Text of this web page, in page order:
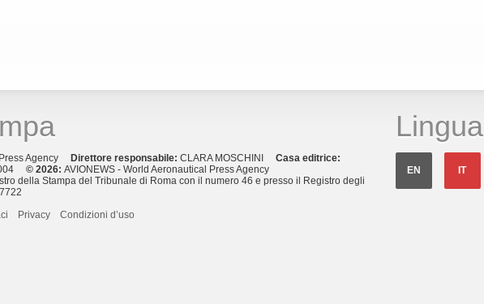
Press Agency Direttore responsabile: CLARA MOSCHINI Casa editrice:
© 2026: AVIONEWS - World Aeronautical Press Agency
della Stampa del Tribunale di Roma con il numero 46 e presso il Registro degli
Privacy Condizioni d’uso
Lingua
EN IT